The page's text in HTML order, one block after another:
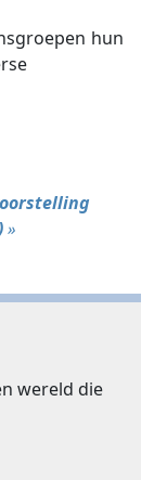
hun
»
wereld die